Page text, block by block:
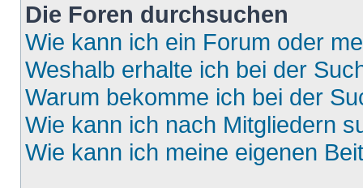
Die Foren durchsuchen
Wie kann ich ein Forum oder
Weshalb erhalte ich bei der
Warum bekomme ich bei der
Wie kann ich nach Mitgliedern
Wie kann ich meine eigenen